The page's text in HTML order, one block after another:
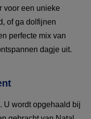
voor een unieke
of ga dolfijnen
perfecte mix van
dagje uit.
U wordt opgehaald bij